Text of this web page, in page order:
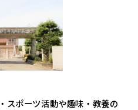
スポーツ活動や趣味・教養の